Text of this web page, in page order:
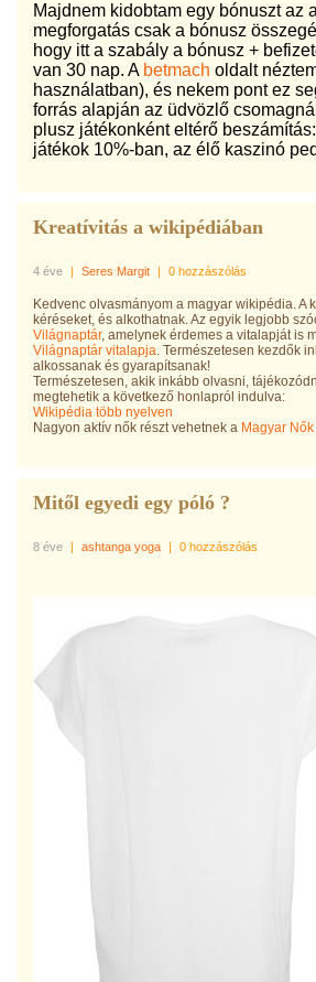
Majdnem kidobtam egy bónuszt az
megforgatás csak a bónusz
hogy itt a szabály a bónusz +
van 30 nap. A betmach oldalt
használatban), és nekem pont ez
forrás alapján az üdvözlő
plusz játékonként eltérő
játékok 10%-ban, az élő kaszinó
Kreatívitás a wikipédiában
4 éve | Seres Margit | 0 hozzászólás
Kedvenc olvasmányom a magyar wikipédia.
kéréseket, és alkothatnak. Az egyik legjobb
Világnaptár, amelynek érdemes a vitalapját is
Világnaptár vitalapja. Természetesen kezdők
alkossanak és gyarapítsanak!
Természetesen, akik inkább olvasni,
megtehetik a következő honlapról indulva:
Wikipédia több nyelven
Nagyon aktív nők részt vehetnek a Magyar
Mitől egyedi egy póló ?
8 éve | ashtanga yoga | 0 hozzászólás